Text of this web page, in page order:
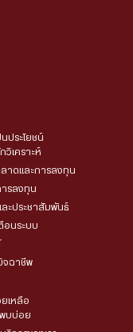
ประโยชน์
เคราะห์
าดและการลงทุน
ารลงทุน
ะประชาสัมพันธ์
อนระบบ
จฉาชีพ
เหลือ
บบ่อย